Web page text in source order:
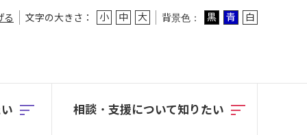
る 文字の大きさ： 小 中 大 背景色： 黒 青 白
相談・支援について知りたい